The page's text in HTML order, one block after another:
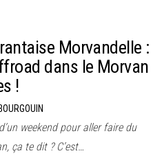
Morvandelle :
dans le Morvan
!
weekend pour aller faire du
ça te dit ? C’est…